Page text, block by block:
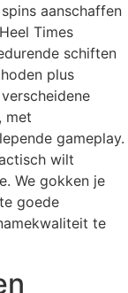
aanschaffen
Times
schiften
plus
met
gameplay.
wilt
We gokken je
goede
te